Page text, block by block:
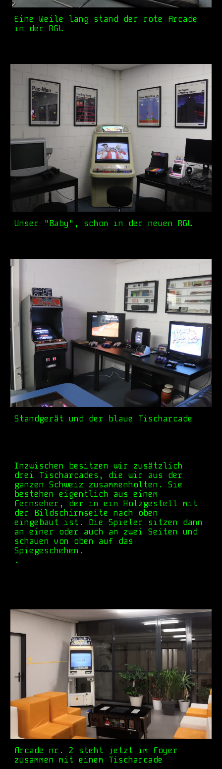
Eine Weile lang stand der rote Arcade
in der RGL
Unser "Baby", schon in der neuen RGL
Standgerät und der blaue Tischarcade
Inzwischen besitzen wir zusätzlich
drei Tischarcades, die wir aus der
ganzen Schweiz zusammenholten. Sie
bestehen eigentlich aus einem
Fernseher, der in ein Holzgestell mit
der Bildschirmseite nach oben
eingebaut ist. Die Spieler sitzen dann
an einer oder auch an zwei Seiten und
schauen von oben auf das
Spiegeschehen.
.
Arcade nr. 2 steht jetzt im Foyer
zusammen mit einem Tischarcade